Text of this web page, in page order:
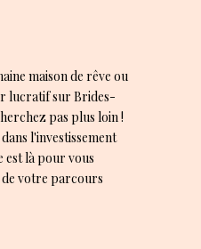
maison de rêve ou
lucratif sur Brides-
pas plus loin !
l'investissement
est là pour vous
de votre parcours